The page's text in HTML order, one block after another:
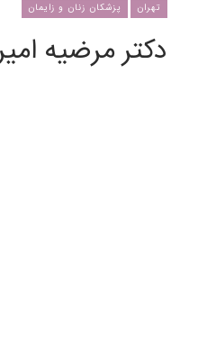
تهران پزشکان زنان و زایمان
دکتر مرضیه